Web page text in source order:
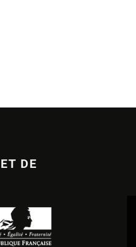
ET DE